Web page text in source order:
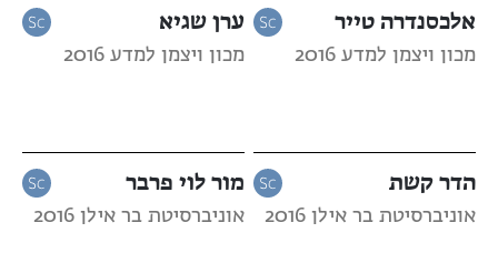
אלכסנדרה טייר
מכון ויצמן למדע 2016
ערן שגיא
מכון ויצמן למדע 2016
הדר קשת
אוניברסיטת בר אילן 2016
מור לוי פרבר
אוניברסיטת בר אילן 2016